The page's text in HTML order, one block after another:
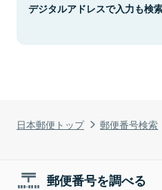
日本郵便トップ 郵便番号検索
デジタルアドレスで入力も検
郵便番号を調べる